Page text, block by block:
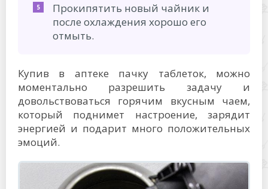
Прокипятить новый чайник и
после охлаждения хорошо его
отмыть.
Купив в аптеке пачку таблеток, можно
моментально разрешить задачу и
довольствоваться горячим вкусным чаем,
который поднимет настроение, зарядит
энергией и подарит много положительных
эмоций.